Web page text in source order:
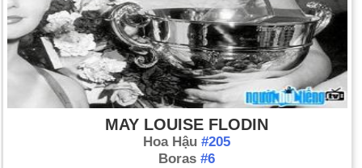
MAY LOUISE FLODIN
Hoa Hậu #205
Boras #6